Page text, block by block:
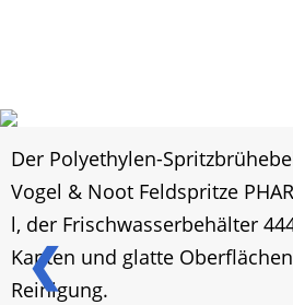
❮
Der Polyethylen-
Vogel & Noot Feldspritze
l, der Frischwasserbehälter
Kanten und glatte
Reinigung.